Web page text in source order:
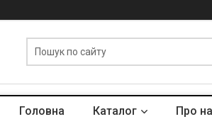
Головна Каталог Про